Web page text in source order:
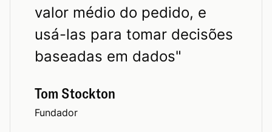
valor médio do pedido, e
usá-las para tomar decisões
baseadas em dados"
Tom Stockton
Fundador